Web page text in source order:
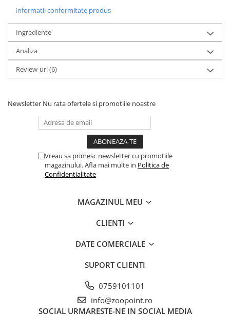
Informatii conformitate produs
Ingrediente
Analiza
Review-uri(6)
Newsletter Nu rata ofertele si promotiile noastre
Vreau sa primesc newsletter cu promotiile
magazinului. Afla mai multe in Politica de
Confidentialitate
MAGAZINUL MEU
CLIENTI
DATE COMERCIALE
SUPORT CLIENTI
0759101101
info@zoopoint.ro
SOCIAL URMARESTE-NE IN SOCIAL MEDIA